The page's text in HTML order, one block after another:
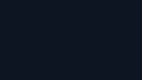
telefonu 62 735-51-05 lub